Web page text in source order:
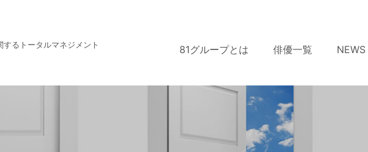
するトータルマネジメント 81グループとは 俳優一覧 NEWS